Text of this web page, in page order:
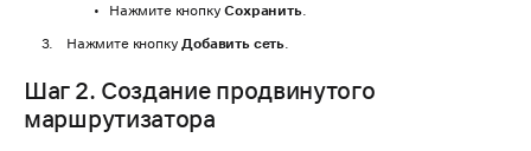
Нажмите кнопкуСохранить.
Нажмите кнопкуДобавить сеть.
Шаг 2. Создание продвинутого
маршрутизатора